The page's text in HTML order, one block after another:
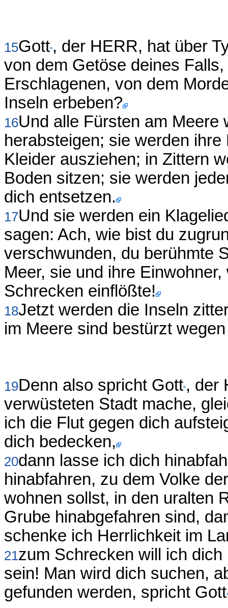
15Gott , der HERR, hat über
von dem Getöse deines
Erschlagenen, von dem
Inseln erbeben?
16Und alle Fürsten am Meere
herabsteigen; sie werden
Kleider ausziehen; in Zittern
Boden sitzen; sie werden
dich entsetzen.
17Und sie werden ein
sagen: Ach, wie bist du
verschwunden, du berühmte
Meer, sie und ihre
Schrecken einflößte!
18Jetzt werden die Inseln
im Meere sind bestürzt
19Denn also spricht Gott , der
verwüsteten Stadt mache,
ich die Flut gegen dich
dich bedecken,
20dann lasse ich dich
hinabfahren, zu dem Volke
wohnen sollst, in den uralten
Grube hinabgefahren sind,
schenke ich Herrlichkeit im
21zum Schrecken will ich
sein! Man wird dich suchen,
gefunden werden, spricht Gott